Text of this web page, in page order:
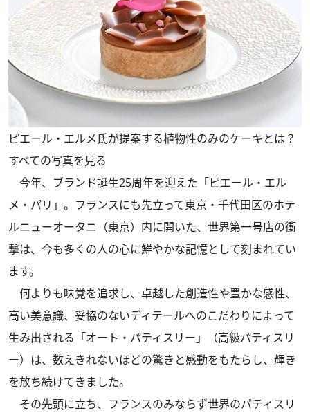
ピエール・エルメ氏が提案する植物性のみのケーキとは？
すべての写真を見る
今年、ブランド誕生25周年を迎えた「ピエール・エル
メ・パリ」。フランスにも先立って東京・千代田区のホテ
ルニューオータニ（東京）内に開いた、世界第一号店の衝
撃は、今も多くの人の心に鮮やかな記憶として刻まれてい
ます。
何よりも味覚を追求し、卓越した創造性や豊かな感性、
高い美意識、妥協のないディテールへのこだわりによって
生み出される「オート・パティスリー」（高級パティスリ
ー）は、数えきれないほどの驚きと感動をもたらし、輝き
を放ち続けてきました。
その先頭に立ち、フランスのみならず世界のパティスリ